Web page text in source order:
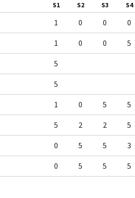
S1 S2 S3 S4
1 0 0 0
1 0 0 5
5
5
1 0 5 5
5 2 2 5
0 5 5 3
0 5 5 5